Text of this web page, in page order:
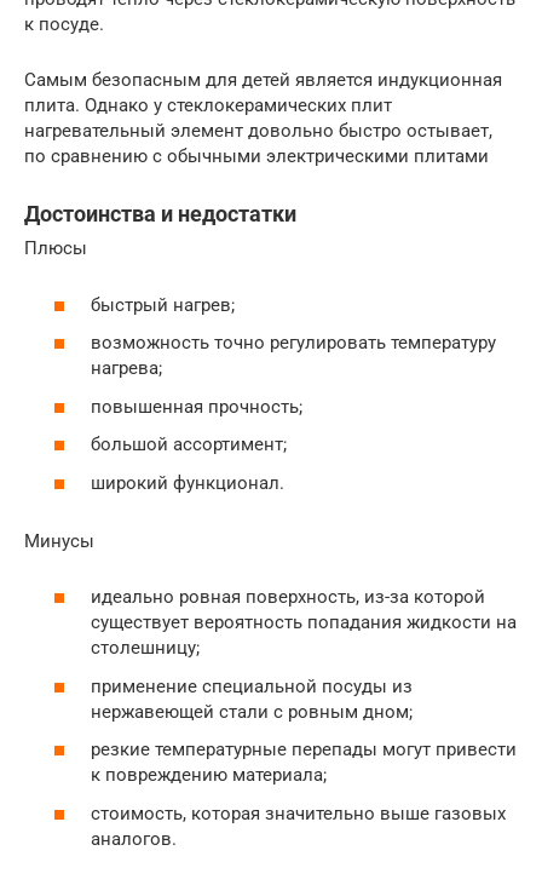
к посуде.
Самым безопасным для детей является индукционная
плита. Однако у стеклокерамических плит
нагревательный элемент довольно быстро остывает,
по сравнению с обычными электрическими плитами
Достоинства и недостатки
Плюсы
быстрый нагрев;
возможность точно регулировать температуру
нагрева;
повышенная прочность;
большой ассортимент;
широкий функционал.
Минусы
идеально ровная поверхность, из-за которой
существует вероятность попадания жидкости на
столешницу;
применение специальной посуды из
нержавеющей стали с ровным дном;
резкие температурные перепады могут привести
к повреждению материала;
стоимость, которая значительно выше газовых
аналогов.